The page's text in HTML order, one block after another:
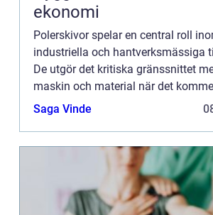
ekonomi
Polerskivor spelar en central roll
industriella och hantverksmässiga
De utgör det kritiska gränssnittet
maskin och material när det
och polering. I denna artike...
Saga Vinde